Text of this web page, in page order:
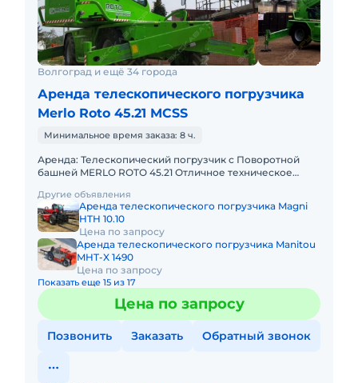
Волгоград и ещё 34 города
Аренда телескопического погрузчика
Merlo Roto 45.21 MCSS
Минимальное время заказа: 8 ч.
Аренда: Телескопический погрузчик с Поворотной
башней MERLO ROTO 45.21 Отличное техническое
лебёдка. Высот
Другие объявления
Аренда телескопического погрузчика Magni
HTH 10.10
Цена по запросу
Аренда телескопического погрузчика Manitou
MHT-X 1490
Цена по запросу
Показать еще 15 из 17
Цена по запросу
Позвонить Заказать Обратный звонок